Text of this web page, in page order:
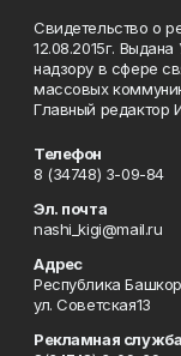
Свидетельство о
12.08.2015г.
надзору в сфере
массовых
Главный редактор
Телефон
8 (34748) 3-09-84
Эл. почта
nashi_kigi@mail.ru
Адрес
Республика
ул. Советская13
Рекламная служба